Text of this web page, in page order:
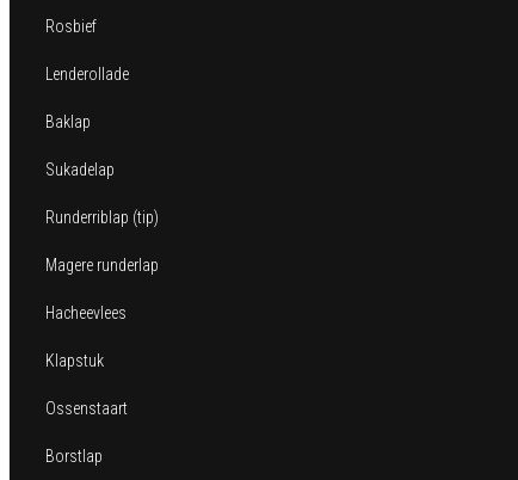
Rosbief
Lenderollade
Baklap
Sukadelap
Runderriblap (tip)
Magere runderlap
Hacheevlees
Klapstuk
Ossenstaart
Borstlap